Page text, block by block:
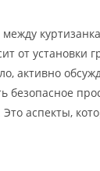
от установки
активно
безопасное
аспекты,